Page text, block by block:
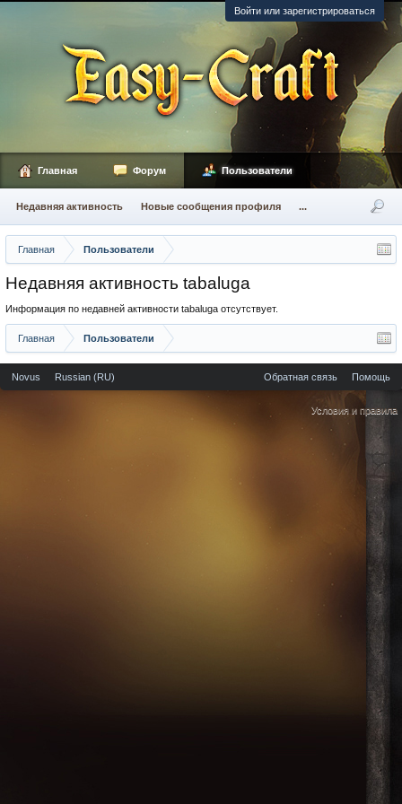
Войти или зарегистрироваться
Главная Пользователи
Недавняя активность tabaluga
Информация по недавней активности tabaluga отсутствует.
Главная Пользователи
Главная Форум Пользователи
Недавняя активность Новые сообщения профиля ...
Novus Russian (RU) Обратная связь Помощь
Условия и правила